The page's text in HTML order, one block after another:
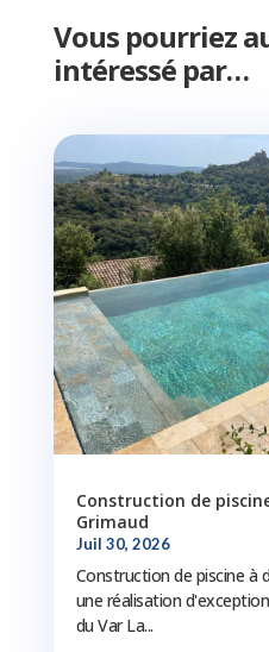
Vous pourriez
intéressé par…
Construction de
Grimaud
Juil 30, 2026
Construction de piscine à
une réalisation
du Var La...